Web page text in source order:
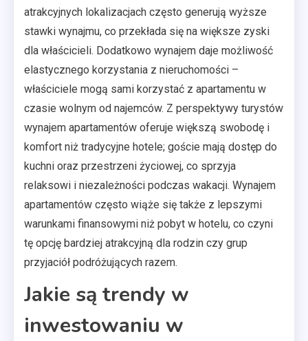
atrakcyjnych lokalizacjach często generują wyższe
stawki wynajmu, co przekłada się na większe zyski
dla właścicieli. Dodatkowo wynajem daje możliwość
elastycznego korzystania z nieruchomości –
właściciele mogą sami korzystać z apartamentu w
czasie wolnym od najemców. Z perspektywy turystów
wynajem apartamentów oferuje większą swobodę i
komfort niż tradycyjne hotele; goście mają dostęp do
kuchni oraz przestrzeni życiowej, co sprzyja
relaksowi i niezależności podczas wakacji. Wynajem
apartamentów często wiąże się także z lepszymi
warunkami finansowymi niż pobyt w hotelu, co czyni
tę opcję bardziej atrakcyjną dla rodzin czy grup
przyjaciół podróżujących razem.
Jakie są trendy w
inwestowaniu w